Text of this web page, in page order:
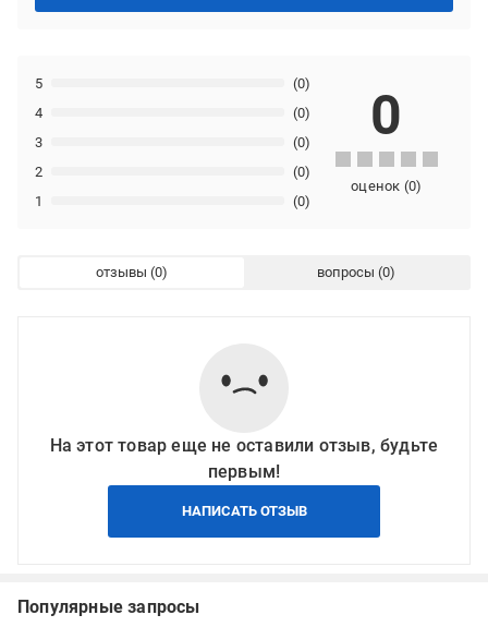
1 (0)
2 (0)
3 (0)
4 (0)
5 (0)
0
оценок (0)
отзывы вопросы
На этот товар еще не оставили отзыв, будьте
первым!
НАПИСАТЬ ОТЗЫВ
Популярные запросы